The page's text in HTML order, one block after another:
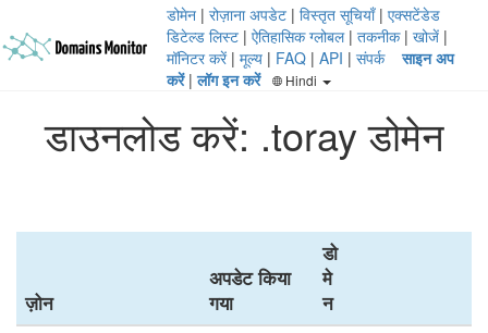
डोमेन | रोज़ाना अपडेट | विस्तृत सूचियाँ| एक्सटेंडेड
डिटेल्ड लिस्ट | ऐतिहासिक ग्लोबल| तकनीक| खोजें |
मॉनिटर करें| मूल्य | FAQ | API | संपर्क
साइन अप
करें|लॉग इन करें Hindi
डाउनलोड करें: .toray डोमेन
ज़ोन
अपडेट किया
गया
डो
मे
न